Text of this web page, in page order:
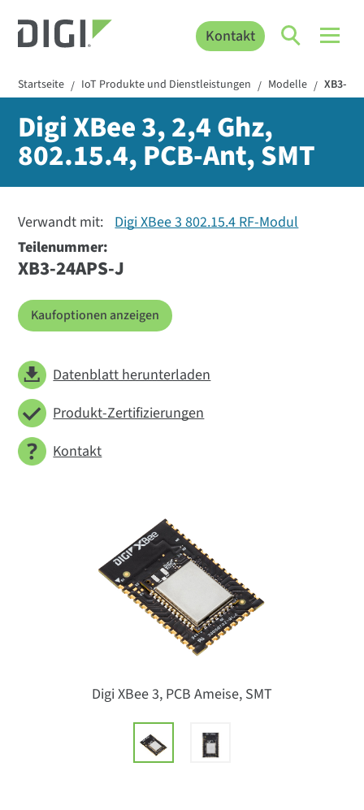
Kontakt
Startseite / IoT Produkte und Dienstleistungen / Modelle / XB3-
Digi XBee 3, 2,4 Ghz,
802.15.4, PCB-Ant, SMT
Verwandt mit: Digi XBee 3 802.15.4 RF-Modul
Digi XBee 3, PCB Ameise, SMT
Teilenummer:
XB3-24APS-J
Kaufoptionen anzeigen
Datenblatt herunterladen
Produkt-Zertifizierungen
Kontakt